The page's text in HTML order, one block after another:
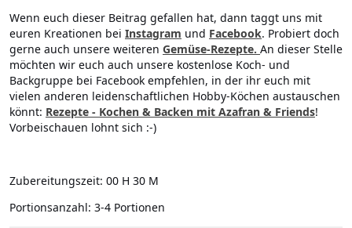
Wenn euch dieser Beitrag gefallen hat, dann taggt uns mit
euren Kreationen bei Instagram und Facebook. Probiert doch
gerne auch unsere weiteren Gemüse-Rezepte. An dieser Stelle
möchten wir euch auch unsere kostenlose Koch- und
Backgruppe bei Facebook empfehlen, in der ihr euch mit
vielen anderen leidenschaftlichen Hobby-Köchen austauschen
könnt: Rezepte - Kochen & Backen mit Azafran & Friends!
Vorbeischauen lohnt sich :-)
Zubereitungszeit: 00 H 30 M
Portionsanzahl: 3-4 Portionen